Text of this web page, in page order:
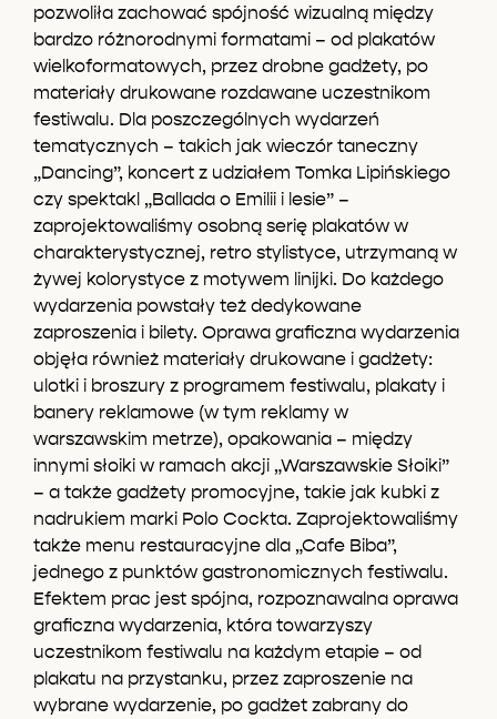
pozwoliła zachować spójność wizualną między
bardzo różnorodnymi formatami – od plakatów
wielkoformatowych, przez drobne gadżety, po
materiały drukowane rozdawane uczestnikom
festiwalu. Dla poszczególnych wydarzeń
tematycznych – takich jak wieczór taneczny
„Dancing”, koncert z udziałem Tomka Lipińskiego
czy spektakl „Ballada o Emilii i lesie” –
zaprojektowaliśmy osobną serię plakatów w
charakterystycznej, retro stylistyce, utrzymaną w
żywej kolorystyce z motywem linijki. Do każdego
wydarzenia powstały też dedykowane
zaproszenia i bilety. Oprawa graficzna wydarzenia
objęła również materiały drukowane i gadżety:
ulotki i broszury z programem festiwalu, plakaty i
banery reklamowe (w tym reklamy w
warszawskim metrze), opakowania – między
innymi słoiki w ramach akcji „Warszawskie Słoiki”
– a także gadżety promocyjne, takie jak kubki z
nadrukiem marki Polo Cockta. Zaprojektowaliśmy
także menu restauracyjne dla „Cafe Biba”,
jednego z punktów gastronomicznych festiwalu.
Efektem prac jest spójna, rozpoznawalna oprawa
graficzna wydarzenia, która towarzyszy
uczestnikom festiwalu na każdym etapie – od
plakatu na przystanku, przez zaproszenie na
wybrane wydarzenie, po gadżet zabrany do